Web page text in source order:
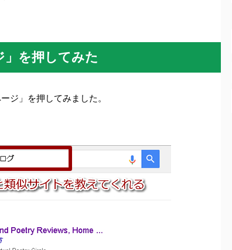
を押してみた
ジ」を押してみました。